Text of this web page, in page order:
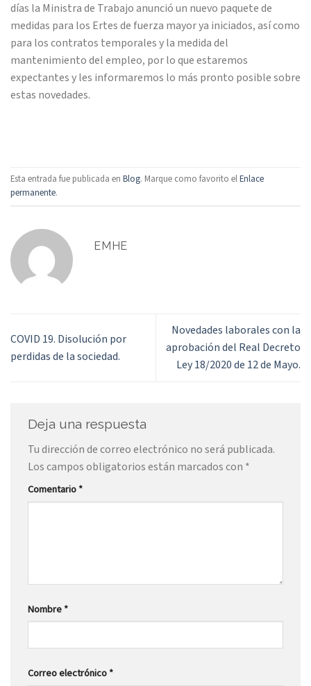
días la Ministra de Trabajo anunció un nuevo paquete de
medidas para los Ertes de fuerza mayor ya iniciados, así como
para los contratos temporales y la medida del
mantenimiento del empleo, por lo que estaremos
expectantes y les informaremos lo más pronto posible sobre
estas novedades.
Esta entrada fue publicada en Blog. Marque como favorito elEnlace
permanente.
EMHE
COVID 19. Disolución por
perdidas de la sociedad.
Novedades laborales con la
aprobación del Real Decreto
Ley 18/2020 de 12 de Mayo.
Deja una respuesta
Tu dirección de correo electrónico no será publicada.
Los campos obligatorios están marcados con *
Comentario*
Nombre*
Correo electrónico*